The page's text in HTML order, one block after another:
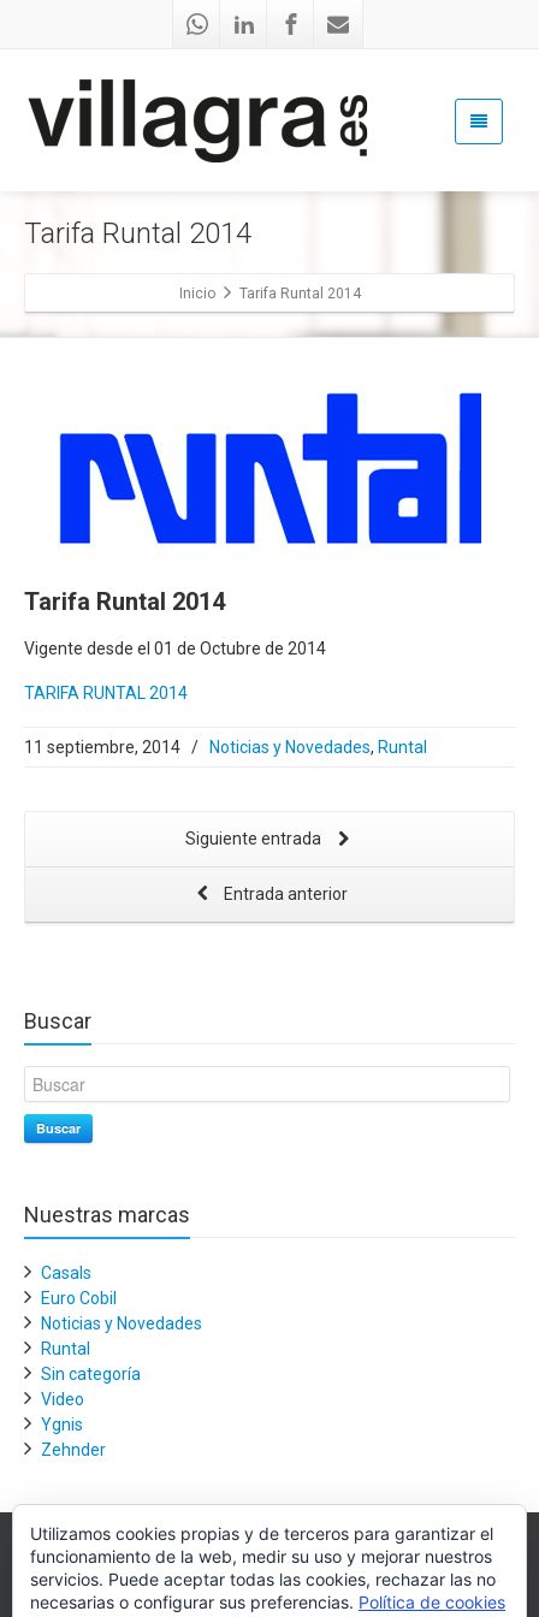
Tarifa Runtal 2014
Inicio Tarifa Runtal 2014
Tarifa Runtal 2014
Vigente desde el 01 de Octubre de 2014
TARIFA RUNTAL 2014
11 septiembre, 2014 / Noticias y Novedades, Runtal
Siguiente entrada
Entrada anterior
Buscar
Buscar
Nuestras marcas
Casals
Euro Cobil
Noticias y Novedades
Runtal
Sin categoría
Video
Ygnis
Zehnder
Villagra.es
Utilizamos cookies propias y de terceros para garantizar el
funcionamiento de la web, medir su uso y mejorar nuestros
servicios. Puede aceptar todas las cookies, rechazar las no
necesarias o configurar sus preferencias. Política de cookies